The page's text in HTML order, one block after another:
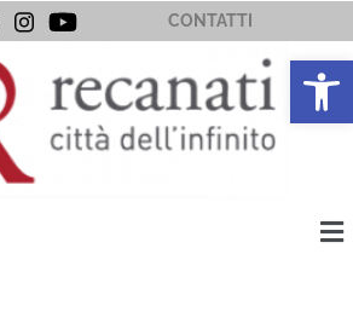
CONTATTI
Apri la